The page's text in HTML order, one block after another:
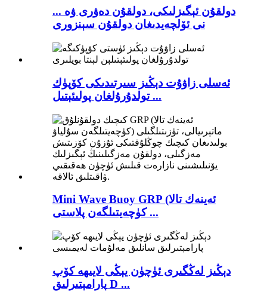
دولقۇن ئېگىزلىكى، دولقۇن دەۋرى ۋە ...
نى ئۆلچەيدىغان دولقۇن سېنزورى
ئەسلى زاۋۇت دېڭىز سىرتىدىكى كۆپۈك
تولدۇرۇلغان پولىئېتىل ...
Mini Wave Buoy GRP (ئەينەك تالا
كۈچەيتىلگەن پلاستى ...
دېڭىز لەڭگىرى ئۈچۈن يېڭى لايىھە كۆپ
پارامېتىرلىق D ...